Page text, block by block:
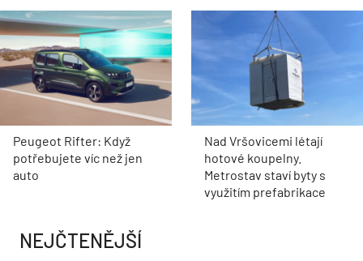
Peugeot Rifter: Když
potřebujete víc než jen
auto
Nad Vršovicemi létají
hotové koupelny.
Metrostav staví byty s
využitím prefabrikace
NEJČTENĚJŠÍ